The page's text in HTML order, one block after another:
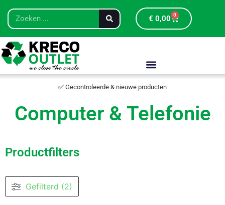
€ 0,00 0
✅ Gecontroleerde & nieuwe producten
Computer & Telefonie
Productfilters
Gefilterd (2)